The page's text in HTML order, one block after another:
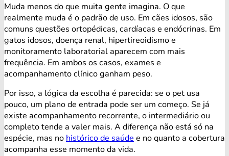
Muda menos do que muita gente imagina. O que
realmente muda é o padrão de uso. Em cães idosos, são
comuns questões ortopédicas, cardíacas e endócrinas. Em
gatos idosos, doença renal, hipertireoidismo e
monitoramento laboratorial aparecem com mais
frequência. Em ambos os casos, exames e
acompanhamento clínico ganham peso.
Por isso, a lógica da escolha é parecida: se o pet usa
pouco, um plano de entrada pode ser um começo. Se já
existe acompanhamento recorrente, o intermediário ou
completo tende a valer mais. A diferença não está só na
espécie, mas no histórico de saúde e no quanto a cobertura
acompanha esse momento da vida.